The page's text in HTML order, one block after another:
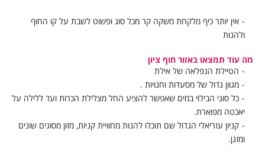
אין יותר כיף מלקחת משקה קר מכל סוג ופשוט לשבת על קו החוף
ולהנות
מה עוד תמצאו באזור חוף ציון
הטיילת הנפלאה של אילת
מגוון גדול של מסעדות וחנויות .
כל סוגי הבילוי במים שאפשר להציע החל מצלילת הכרות ועד ללילה על
יאכטה מפוארת.
קניון עזריאלי הגדול שם תוכלו להנות מחוויית קניות, מזון מסוגים שונים
ומזגן.